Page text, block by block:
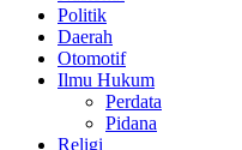
Politik
Daerah
Otomotif
Ilmu Hukum
Perdata
Pidana
Religi